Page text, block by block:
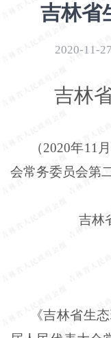
吉林省
2020-11-27
吉林
（2020年11 月
会常务委员会第
吉林
《吉林省生